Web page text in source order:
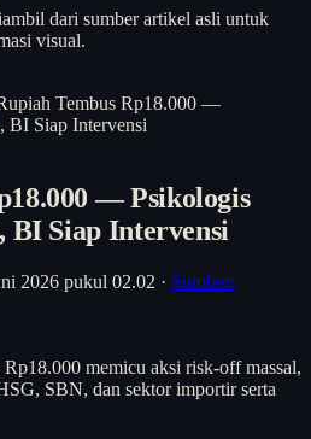
dari sumber artikel asli untuk
visual.
Tembus Rp18.000 —
BI Siap Intervensi
— Psikologis
BI Siap Intervensi
2026 pukul 02.02 · Sumber:
memicu aksi risk-off massal,
SBN, dan sektor importir serta